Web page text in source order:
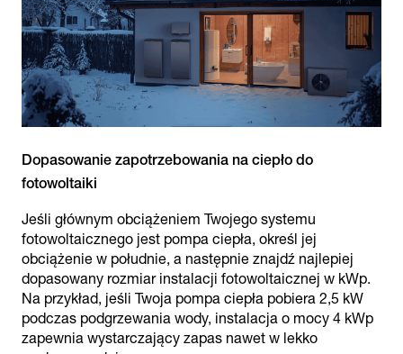
Dopasowanie zapotrzebowania na ciepło do
Jeśli głównym obciążeniem Twojego systemu
fotowoltaicznego jest pompa ciepła, określ jej
obciążenie w południe, a następnie znajdź najlepiej
dopasowany rozmiar instalacji fotowoltaicznej w kWp.
Na przykład, jeśli Twoja pompa ciepła pobiera 2,5 kW
podczas podgrzewania wody, instalacja o mocy 4 kWp
zapewnia wystarczający zapas nawet w lekko